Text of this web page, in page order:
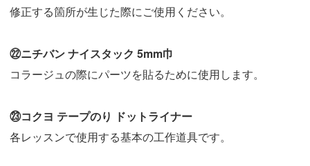
修正する箇所が生じた際にご使用ください。
㉒ニチバン ナイスタック 5mm巾
コラージュの際にパーツを貼るために使用します。
㉓コクヨ テープのり ドットライナー
各レッスンで使用する基本の工作道具です。